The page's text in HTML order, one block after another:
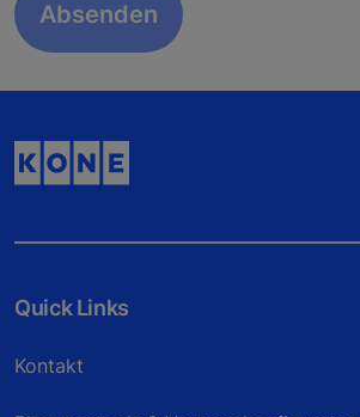
Quick Links
Kontakt